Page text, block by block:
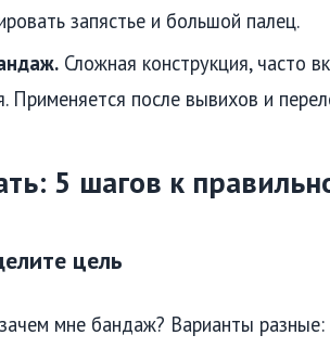
запястье и большой палец.
Сложная конструкция, часто
Применяется после вывихов и
5 шагов к
цель
мне бандаж? Варианты разные: